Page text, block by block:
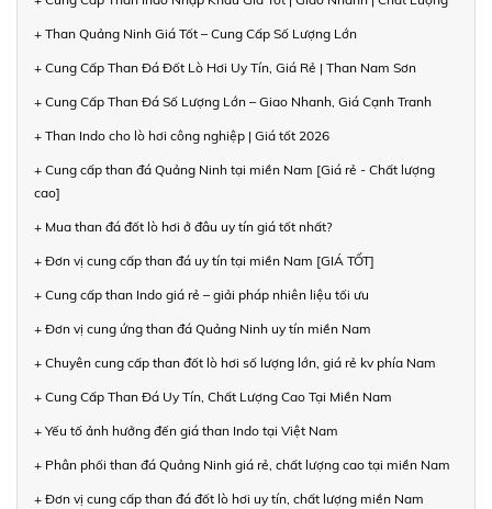
+ Than Quảng Ninh Giá Tốt – Cung Cấp Số Lượng Lớn
+ Cung Cấp Than Đá Đốt Lò Hơi Uy Tín, Giá Rẻ | Than Nam Sơn
+ Cung Cấp Than Đá Số Lượng Lớn – Giao Nhanh, Giá Cạnh Tranh
+ Than Indo cho lò hơi công nghiệp | Giá tốt 2026
+ Cung cấp than đá Quảng Ninh tại miền Nam [Giá rẻ - Chất lượng
cao]
+ Mua than đá đốt lò hơi ở đâu uy tín giá tốt nhất?
+ Đơn vị cung cấp than đá uy tín tại miền Nam [GIÁ TỐT]
+ Cung cấp than Indo giá rẻ – giải pháp nhiên liệu tối ưu
+ Đơn vị cung ứng than đá Quảng Ninh uy tín miền Nam
+ Chuyên cung cấp than đốt lò hơi số lượng lớn, giá rẻ kv phía Nam
+ Cung Cấp Than Đá Uy Tín, Chất Lượng Cao Tại Miền Nam
+ Yếu tố ảnh hưởng đến giá than Indo tại Việt Nam
+ Phân phối than đá Quảng Ninh giá rẻ, chất lượng cao tại miền Nam
+ Đơn vị cung cấp than đá đốt lò hơi uy tín, chất lượng miền Nam